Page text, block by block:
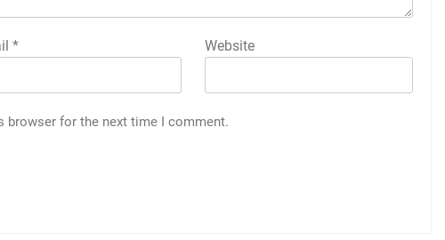
* Website
browser for the next time I comment.